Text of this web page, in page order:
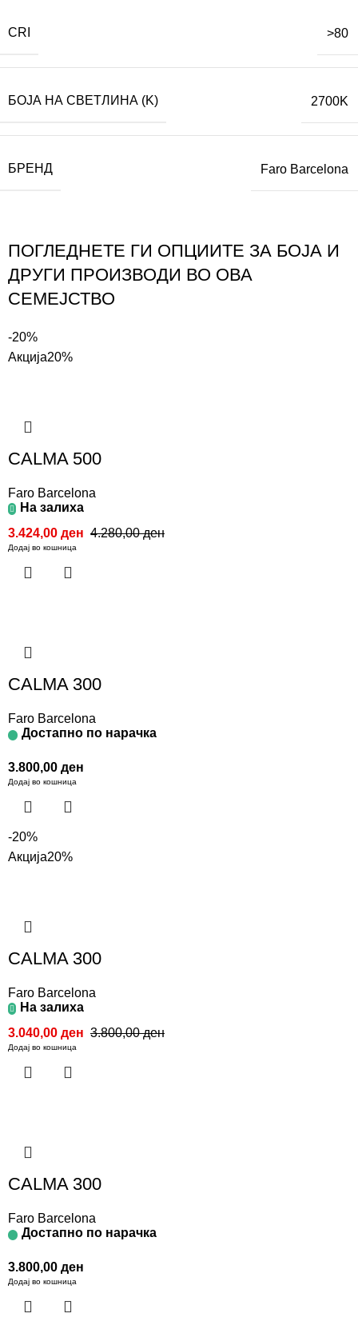
CRI >80
БОЈА НА СВЕТЛИНА (K) 2700K
БРЕНД Faro Barcelona
ПОГЛЕДНЕТЕ ГИ ОПЦИИТЕ ЗА БОЈА И
ДРУГИ ПРОИЗВОДИ ВО ОВА
СЕМЕЈСТВО
-20%
Акција20%
CALMA 500
Faro Barcelona
На залиха
4.280,00ден
3.424,00 ден
Додај во кошница
CALMA 300
Faro Barcelona
Достапно по нарачка
3.800,00 ден
Додај во кошница
-20%
Акција20%
CALMA 300
Faro Barcelona
На залиха
3.800,00ден
3.040,00 ден
Додај во кошница
CALMA 300
Faro Barcelona
Достапно по нарачка
3.800,00 ден
Додај во кошница